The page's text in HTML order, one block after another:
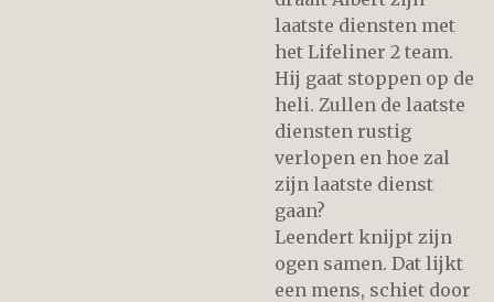
laatste diensten met
het Lifeliner 2 team.
Hij gaat stoppen op de
heli. Zullen de laatste
diensten rustig
verlopen en hoe zal
zijn laatste dienst
gaan?
Leendert knijpt zijn
ogen samen. Dat lijkt
een mens, schiet door